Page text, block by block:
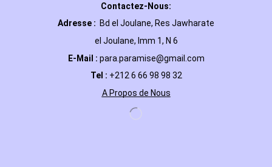
Contactez-Nous:
Adresse : Bd el Joulane, Res Jawharate
el Joulane, Imm 1, N 6
E-Mail : para.paramise@gmail.com
Tel : +212 6 66 98 98 32
A Propos de Nous